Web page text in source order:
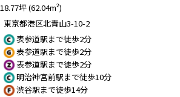
18.77坪 (62.04m²)
東京都港区北青山3-10-2
表参道駅まで徒歩2分
表参道駅まで徒歩2分
表参道駅まで徒歩2分
明治神宮前駅まで徒歩10分
渋谷駅まで徒歩14分